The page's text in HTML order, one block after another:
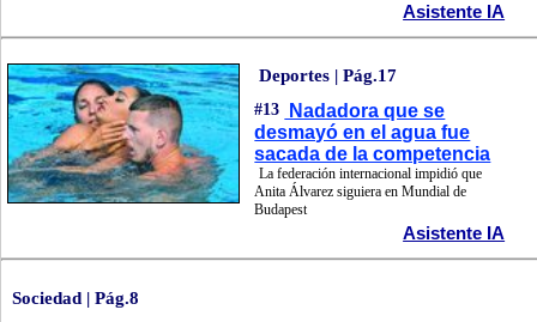
Asistente IA
Deportes | Pág.17
#13
Nadadora que se
desmayó en el agua fue
sacada de la competencia
La federación internacional impidió que
Anita Álvarez siguiera en Mundial de
Budapest
Asistente IA
Sociedad | Pág.8